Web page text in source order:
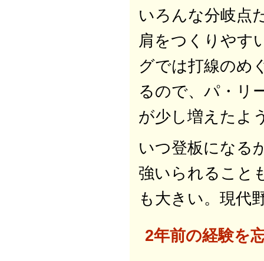
いろんな分岐点
肩をつくりやす
グでは打線のめ
るので、パ・リ
が少し増えたよ
いつ登板になる
強いられること
も大きい。現
2年前の経験を